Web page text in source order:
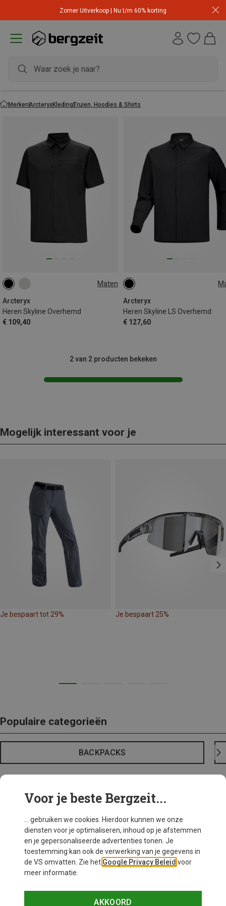
Zomer Uitverkoop | Nu t/m 60% korting
MerkenArcteryxKledingTruien, Hoodies & Shirts
Maten
Arcteryx
Heren Skyline Overhemd
€ 109,40
XL
Arcteryx
Heren Skyline LS Overhemd
€ 127,60
S
2 van 2 producten bekeken
Mogelijk interessant voor je
Je bespaart tot 29% Je bespaart 25%
Populaire categorieën
BACKPACKS
Voor je beste Bergzeit...
... gebruiken we cookies. Hierdoor kunnen we onze
diensten voor je optimaliseren, inhoud op je afstemmen
en je gepersonaliseerde advertenties tonen. Je
toestemming kan ook de verwerking van je gegevens in
de VS omvatten. Zie het Google Privacy Beleid voor
meer informatie.
AKKOORD